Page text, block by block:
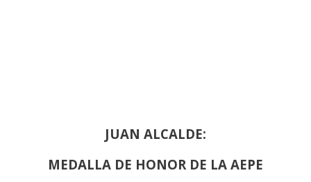
JUAN ALCALDE:
MEDALLA DE HONOR DE LA AEPE